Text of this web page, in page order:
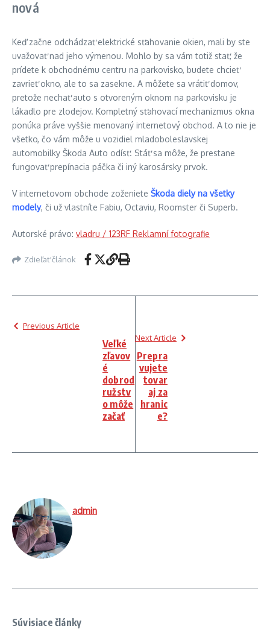
nová
Keď začne odchádzať elektrické sťahovanie okien, mali by ste
uvažovať nad jeho výmenou. Mohlo by sa vám totiž stať, že
prídete k obchodnému centru na parkovisko, budete chcieť
zavrieť okno, ale to sa zasekne. A môžete sa vrátiť domov,
pretože nechať auto s otvoreným oknom na parkovisku je
lákadlo pre zlodejov. Kompletný sťahovací mechanizmus okna
ponúka práve vyššie menovaný internetový obchod. A to nie je
všetko, čo vám môže u vozidiel mladoboleslavskej
automobilky Škoda Auto odísť. Stáť sa môže, že prestane
fungovať prepínacia páčka či iný karosársky prvok.
V internetovom obchode zoženiete Škoda diely na všetky
modely, či už vlastníte Fabiu, Octaviu, Roomster či Superb.
Autorské právo: vladru / 123RF Reklamní fotografie
Zdieľať článok
Previous Article
Veľké
zľavov
é
dobrod
ružstv
o môže
začať
Next Article
Prepra
vujete
tovar
aj za
hranic
e?
admin
Súvisiace články